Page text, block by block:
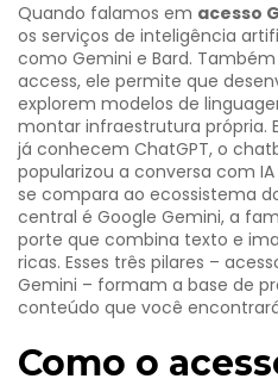
Quando falamos em acesso
os serviços de inteligência
como Gemini e Bard.
access, ele permite que
explorem modelos de
montar infraestrutura própria.
já conhecem ChatGPT, o
popularizou a conversa com IA
se compara ao ecossistema
central é Google Gemini, a
porte que combina texto e
ricas. Esses três pilares –
Gemini – formam a base de
conteúdo que você
Como o